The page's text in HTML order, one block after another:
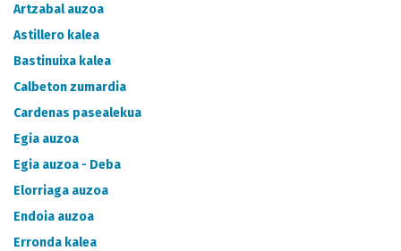
Artzabal auzoa
Astillero kalea
Bastinuixa kalea
Calbeton zumardia
Cardenas pasealekua
Egia auzoa
Egia auzoa - Deba
Elorriaga auzoa
Endoia auzoa
Erronda kalea